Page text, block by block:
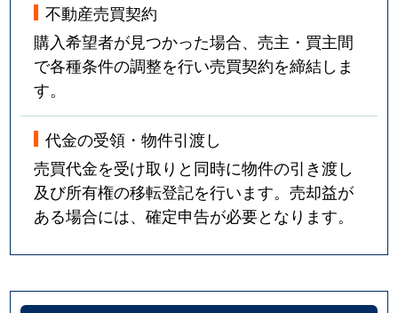
不動産売買契約
購入希望者が見つかった場合、売主・買主間
で各種条件の調整を行い売買契約を締結しま
す。
代金の受領・物件引渡し
売買代金を受け取りと同時に物件の引き渡し
及び所有権の移転登記を行います。売却益が
ある場合には、確定申告が必要となります。